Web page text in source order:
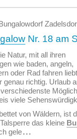
Nr. 18 am
Natur, mit all ihren
wie baden, angeln,
oder Rad fahren
genau richtig. Urlaub
viele
von Wäldern, ist
das kleine
gele...